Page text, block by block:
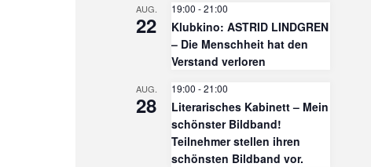
AUG.
22
19:00 -21:00
Klubkino: ASTRID LINDGREN
– Die Menschheit hat den
Verstand verloren
AUG.
28
19:00 -21:00
Literarisches Kabinett – Mein
schönster Bildband!
Teilnehmer stellen ihren
schönsten Bildband vor.